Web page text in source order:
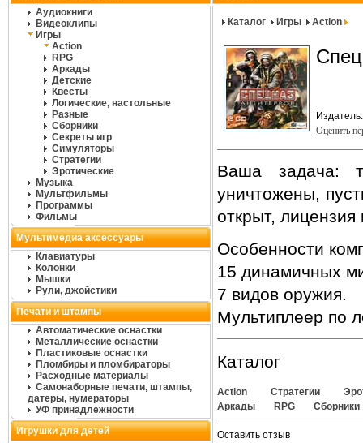
Аудиокниги
Видеоклипы
Игры
Action
RPG
Аркады
Детские
Квесты
Логические, настольные
Разные
Сборники
Секреты игр
Симуляторы
Стратегии
Эротические
Музыка
Мультфильмы
Программы
Фильмы
Мультимедиа аксессуары
Клавиатуры
Колонки
Мышки
Рули, джойстики
Печати и штампы
Автоматические оснастки
Металлические оснастки
Пластиковые оснастки
Пломбиры и пломбираторы
Расходные материалы
Самонаборные печати, штампы,
датеры, нумераторы
УФ принадлежности
Игрушки для детей
Каталог Игры Action
Оценить
Ваша задача:
уничтожены,
открыт,
Особенности
15 динамичных
7 видов оружия.
Мультиплеер по
Каталог
Action Стратегии
Аркады
RPG Сборники
Оставить отзыв